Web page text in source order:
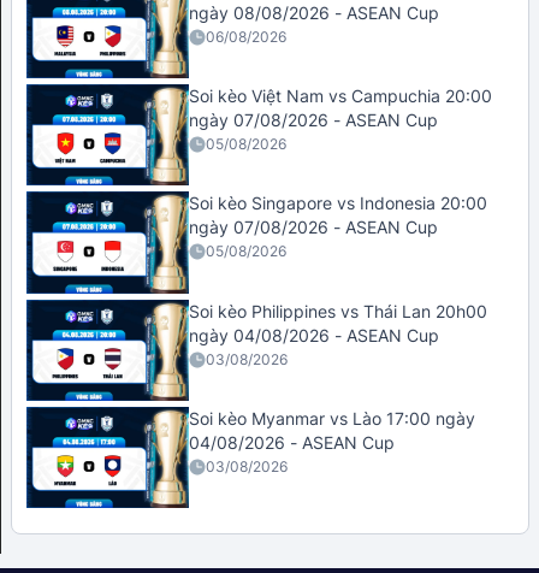
ngày 08/08/2026 - ASEAN Cup
06/08/2026
Soi kèo Việt Nam vs Campuchia 20:00
ngày 07/08/2026 - ASEAN Cup
05/08/2026
Soi kèo Singapore vs Indonesia 20:00
ngày 07/08/2026 - ASEAN Cup
05/08/2026
Soi kèo Philippines vs Thái Lan 20h00
ngày 04/08/2026 - ASEAN Cup
03/08/2026
Soi kèo Myanmar vs Lào 17:00 ngày
04/08/2026 - ASEAN Cup
03/08/2026